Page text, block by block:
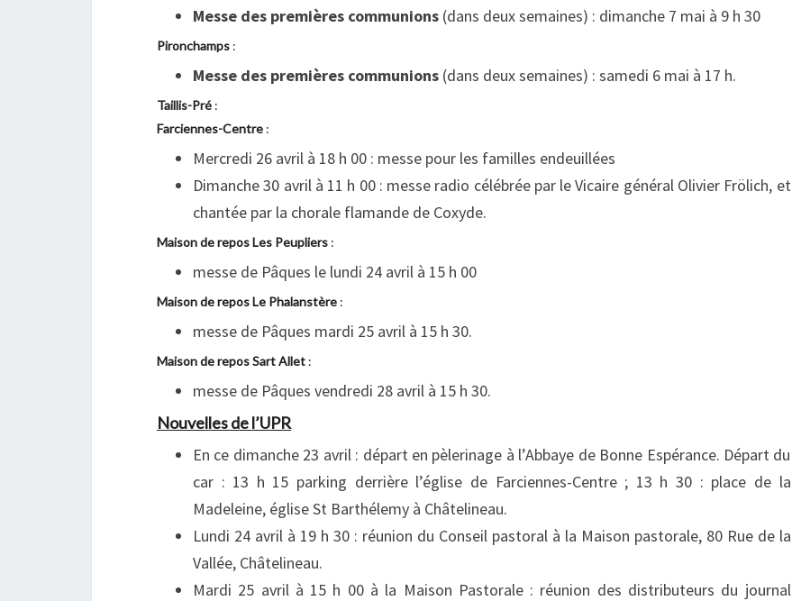
Messe des premières communions (dans deux semaines) : dimanche 7 mai à 9 h 30
Pironchamps :
Messe des premières communions (dans deux semaines) : samedi 6 mai à 17 h.
Taillis-Pré :
Farciennes-Centre :
Mercredi 26 avril à 18 h 00 : messe pour les familles endeuillées
Dimanche 30 avril à 11 h 00 : messe radio célébrée par le Vicaire général Olivier Frölich, et
chantée par la chorale flamande de Coxyde.
Maison de repos Les Peupliers :
messe de Pâques le lundi 24 avril à 15 h 00
Maison de repos Le Phalanstère :
messe de Pâques mardi 25 avril à 15 h 30.
Maison de repos Sart Allet :
messe de Pâques vendredi 28 avril à 15 h 30.
Nouvelles de l’UPR
En ce dimanche 23 avril : départ en pèlerinage à l’Abbaye de Bonne Espérance. Départ du
car : 13 h 15 parking derrière l’église de Farciennes-Centre ; 13 h 30 : place de la
Madeleine, église St Barthélemy à Châtelineau.
Lundi 24 avril à 19 h 30 : réunion du Conseil pastoral à la Maison pastorale, 80 Rue de la
Vallée, Châtelineau.
Mardi 25 avril à 15 h 00 à la Maison Pastorale : réunion des distributeurs du journal